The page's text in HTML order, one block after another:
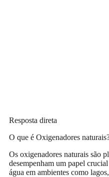
Resposta direta
O que é Oxigenadores
Os oxigenadores naturais são
desempenham um papel
água em ambientes como